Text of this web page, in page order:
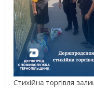
Стихійна торгівля